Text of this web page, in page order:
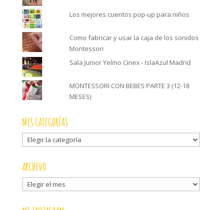
Los mejores cuentos pop-up para niños
Como fabricar y usar la caja de los sonidos
Montessori
Sala Junior Yelmo Cinex - IslaAzul Madrid
MONTESSORI CON BEBES PARTE 3 (12-18
MESES)
MIS CATEGORÍAS
Mis
categorías
ARCHIVO
Archivo